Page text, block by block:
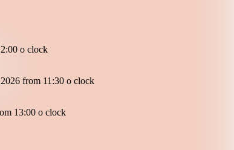
Mitmachmomenten – für kleine und große
(Geige, Gitarre, Kontrabass, Elektronik)
an Eltern mit Kleinkindern/Kindern (1-7 Jahre) richtet.
o clock
from 11:30 o clock
13:00 o clock